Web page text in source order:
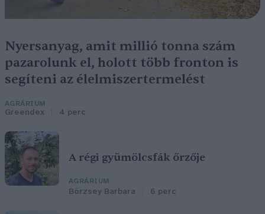
Nyersanyag, amit millió tonna szám
pazarolunk el, holott több fronton is
segíteni az élelmiszertermelést
AGRÁRIUM
Greendex 4 perc
A régi gyümölcsfák őrzője
AGRÁRIUM
Börzsey Barbara 6 perc